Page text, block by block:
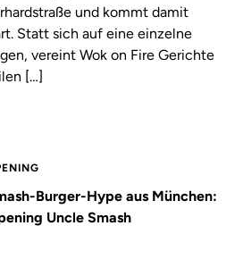
und kommt damit
Statt sich auf eine einzelne
vereint Wok on Fire Gerichte
[…]
Burger-Hype aus München:
Uncle Smash